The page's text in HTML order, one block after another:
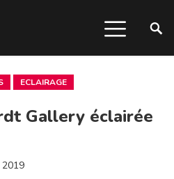
ECLAIRAGE
Gallery éclairée